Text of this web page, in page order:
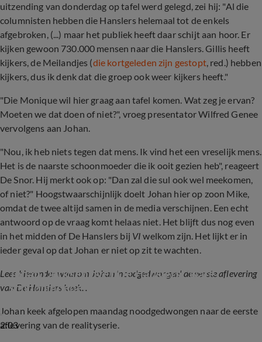
uitzending van donderdag op tafel werd gelegd, zei hij: "Al die
columnisten hebben die Hanslers helemaal tot de enkels
afgebroken, (...) maar het publiek heeft daar schijt aan hoor. Er
kijken gewoon 730.000 mensen naar die Hanslers. Gillis heeft
kijkers, de Meilandjes (die kortgeleden zijn gestopt, red.) hebben
kijkers, dus ik denk dat die groep ook weer kijkers heeft."
"Die Monique wil hier graag aan tafel komen. Wat zeg je ervan?
Moeten we dat doen of niet?", vroeg presentator Wilfred Genee
vervolgens aan Johan.
"Nou, ik heb niets tegen dat mens. Ik vind het een vreselijk mens.
Het is de naarste schoonmoeder die ik ooit gezien heb", reageert
De Snor. Hij merkt ook op: "Dan zal die sul ook wel meekomen,
of niet?" Hoogstwaarschijnlijk doelt Johan hier op zoon Mike,
omdat de twee altijd samen in de media verschijnen. Een echt
antwoord op de vraag komt helaas niet. Het blijft dus nog even
in het midden of De Hanslers bij VIwelkom zijn. Het lijkt er in
ieder geval op dat Johan er niet op zit te wachten.
Lees hieronder waarom Johan 'noodgedwongen' de eerste aflevering
van De Hanslers keek...
2:03
Johan Derksen over De Hanslers: 'Nare
schoonmoeder, slapzak van een zoon en
Johan keek afgelopen maandag noodgedwongen naar de eerste
aflevering van de realityserie.